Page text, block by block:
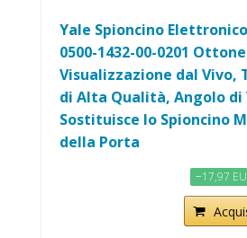
Yale Spioncino
0500-1432-00-0201
Visualizzazione dal Vivo,
di Alta Qualità, Angolo di
Sostituisce lo Spioncino
della Porta
−17,97